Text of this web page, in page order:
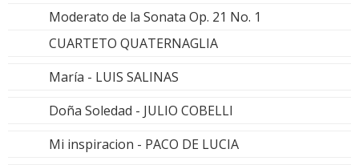
Moderato de la Sonata Op. 21 No. 1
CUARTETO QUATERNAGLIA
María - LUIS SALINAS
Doña Soledad - JULIO COBELLI
Mi inspiracion - PACO DE LUCIA